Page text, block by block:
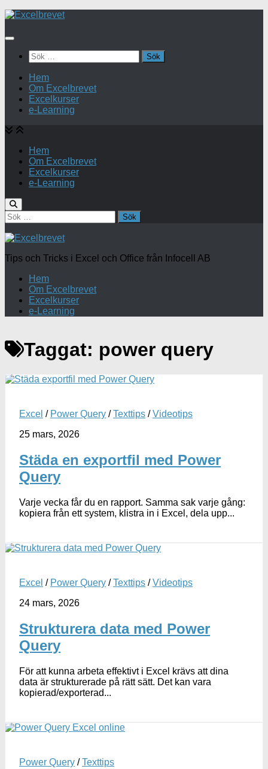
Under
Sök
efter:
Hem
Om Excelbrevet
Excelkurser
e-Learning
Hem
Om Excelbrevet
Excelkurser
e-Learning
Sök
efter:
Tips och Tricks i Excel och Office från Infocell AB
Hem
Om Excelbrevet
Excelkurser
e-Learning
Taggat: power query
Excel / Power Query /Texttips /Videotips
25 mars, 2026
Städa en exportfil med Power
Query
Varje vecka får du en rapport. Samma sak varje gång:
kopiera från ett system, klistra in i Excel, dela upp...
Excel / Power Query /Texttips /Videotips
24 mars, 2026
Strukturera data med Power
Query
För att kunna arbeta effektivt i Excel krävs att dina
data är strukturerade på rätt sätt. Det kan vara
kopierad/exporterad...
Power Query /Texttips